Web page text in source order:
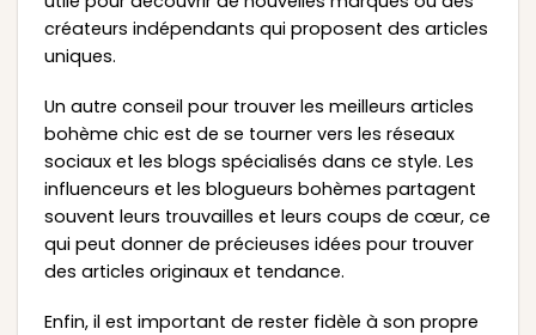
créateurs indépendants qui proposent des articles
uniques.
Un autre conseil pour trouver les meilleurs articles
bohème chic est de se tourner vers les réseaux
sociaux et les blogs spécialisés dans ce style. Les
influenceurs et les blogueurs bohèmes partagent
souvent leurs trouvailles et leurs coups de cœur, ce
qui peut donner de précieuses idées pour trouver
des articles originaux et tendance.
Enfin, il est important de rester fidèle à son propre